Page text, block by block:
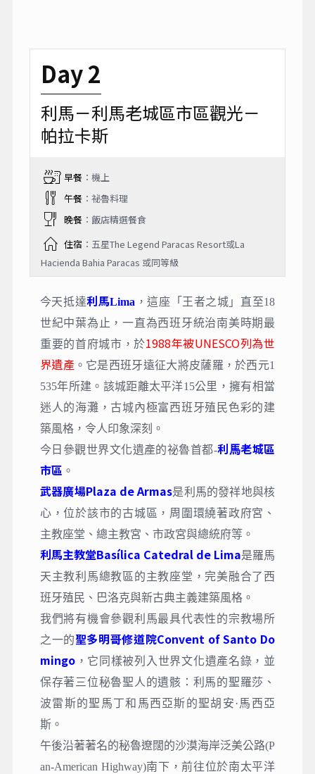
Day 2
利馬－利馬老城區市區觀光－
帕拉卡斯
早餐：機上
午餐：祕魯料理
晚餐：飯店精選餐食
住宿 ：五星The Legend Paracas Resort或La
Hacienda Bahia Paracas 或同等級
今天抵達利馬Lima ，這座「王者之城」直至18
世紀中葉為止，一直為西班牙統治南美時期最
重要的首府城市，於1988年被UNESCO列為世
界遺產。它是西班牙遠征大將皮薩羅，於西元1
535年所建。該城距離太平洋15公里，擁有相當
迷人的海灘，古城內極富西班牙殖民色彩的建
築風格，令人印象深刻。
今日參觀世界文化遺產的祕魯首都-利⾺老城區
市區 。
武器廣場Plaza de Armas是利馬的發祥地與核
心，位於該市的古城區，周圍環繞著政府宮、
主教座堂、總主教宮、市政宮與總統府等。
利馬主教堂Basílica Catedral de Lima是羅馬
天主教利馬總教區的主教座堂，完美融合了西
班牙殖民、巴洛克與新古典主義建築風格。
我們將有機會參觀利馬最具代表性的宗教場所
之一的聖多明哥修道院Convent of Santo Do
mingo，它同樣被列入世界文化遺產名錄，並
保存著三位秘魯聖人的遺骸：利馬的聖羅莎、
波雷斯的聖馬丁和馬西亞斯的聖胡安·馬西亞
斯。
午後沿著著名的秘魯遼闊的沙漠海岸泛美公路(P
an-American Highway)南下，前往位於南太平洋